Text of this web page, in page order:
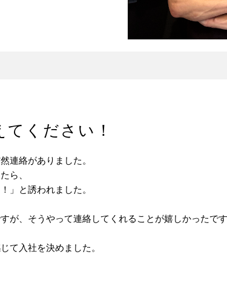
ください！
連絡がありました。
ら、
」と誘われました。
が、そうやって連絡してくれることが嬉しかったで
て入社を決めました。